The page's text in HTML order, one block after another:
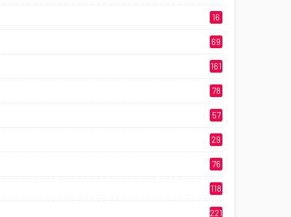
16
69
161
78
57
29
76
118
221